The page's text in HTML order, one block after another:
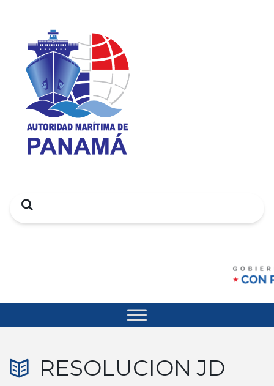
Search
RESOLUCION JD